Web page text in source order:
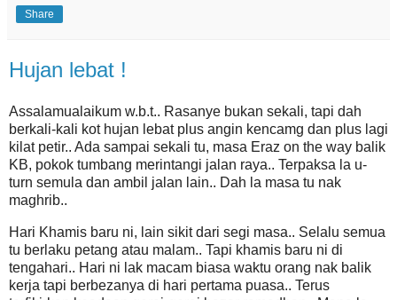
Share
Hujan lebat !
Assalamualaikum w.b.t.. Rasanye bukan sekali, tapi dah
berkali-kali kot hujan lebat plus angin kencamg dan plus lagi
kilat petir.. Ada sampai sekali tu, masa Eraz on the way balik
KB, pokok tumbang merintangi jalan raya.. Terpaksa la u-
turn semula dan ambil jalan lain.. Dah la masa tu nak
maghrib..
Hari Khamis baru ni, lain sikit dari segi masa.. Selalu semua
tu berlaku petang atau malam.. Tapi khamis baru ni di
tengahari.. Hari ni lak macam biasa waktu orang nak balik
kerja tapi berbezanya di hari pertama puasa.. Terus